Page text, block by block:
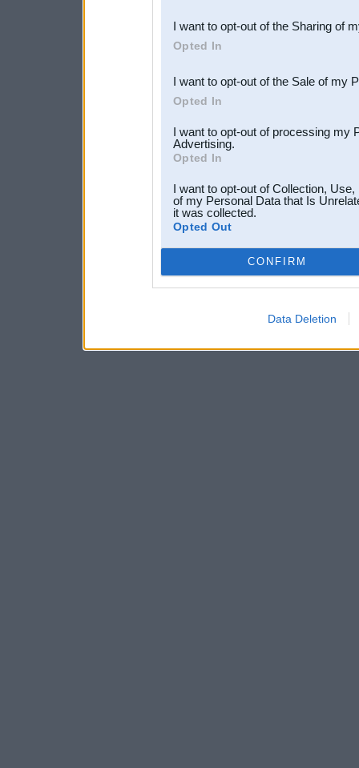
Downstream Participants
third parties.
I want to opt-out of the Sharing of
Opted In
I want to opt-out of the Sale of my
Opted In
I want to opt-out of processing my
Advertising.
Opted In
I want to opt-out of Collection,
of my Personal Data that Is
it was collected.
Opted Out
CONFIRM
Data Deletion